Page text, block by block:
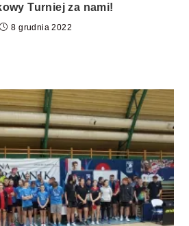
Turniej za nami!
8 grudnia 2022